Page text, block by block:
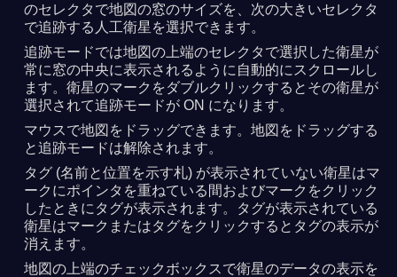
のセレクタで地図の窓のサイズを、次の大きいセレクタ
で追跡する人工衛星を選択できます。
追跡モードでは地図の上端のセレクタで選択した衛星が
常に窓の中央に表示されるように自動的にスクロールし
ます。衛星のマークをダブルクリックするとその衛星が
選択されて追跡モードが ON になります。
マウスで地図をドラッグできます。地図をドラッグする
と追跡モードは解除されます。
タグ (名前と位置を示す札) が表示されていない衛星はマ
ークにポインタを重ねている間およびマークをクリック
したときにタグが表示されます。タグが表示されている
衛星はマークまたはタグをクリックするとタグの表示が
消えます。
地図の上端のチェックボックスで衛星のデータの表示を